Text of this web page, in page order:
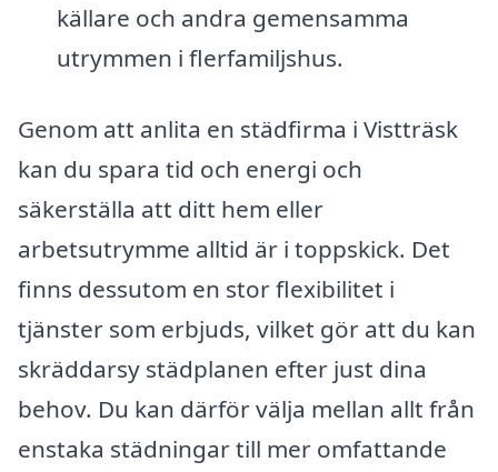
källare och andra gemensamma
utrymmen i flerfamiljshus.
Genom att anlita en städfirma i Vistträsk
kan du spara tid och energi och
säkerställa att ditt hem eller
arbetsutrymme alltid är i toppskick. Det
finns dessutom en stor flexibilitet i
tjänster som erbjuds, vilket gör att du kan
skräddarsy städplanen efter just dina
behov. Du kan därför välja mellan allt från
enstaka städningar till mer omfattande